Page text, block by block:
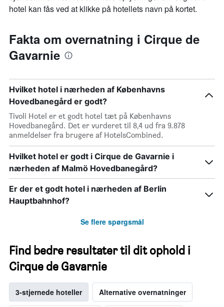
hotel kan fås ved at klikke på hotellets navn på kortet.
Fakta om overnatning i Cirque de
Gavarnie
Hvilket hotel i nærheden af Københavns
Hovedbanegård er godt?
Tivoli Hotel er et godt hotel tæt på Københavns
Hovedbanegård. Det er vurderet til 8,4 ud fra 9.878
anmeldelser fra brugere af HotelsCombined.
Hvilket hotel er godt i Cirque de Gavarnie i
nærheden af Malmö Hovedbanegård?
Er der et godt hotel i nærheden af Berlin
Hauptbahnhof?
Se flere spørgsmål
Find bedre resultater til dit ophold i
Cirque de Gavarnie
3-stjernede hoteller Alternative overnatninger